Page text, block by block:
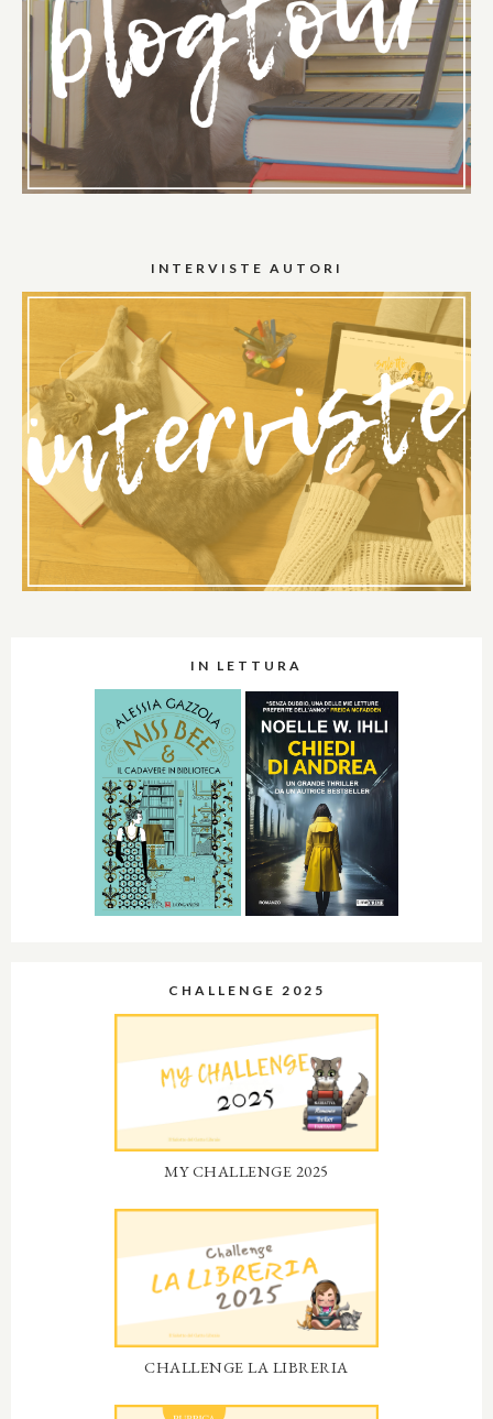
INTERVISTE AUTORI
IN LETTURA
CHALLENGE 2025
MY CHALLENGE 2025
CHALLENGE LA LIBRERIA